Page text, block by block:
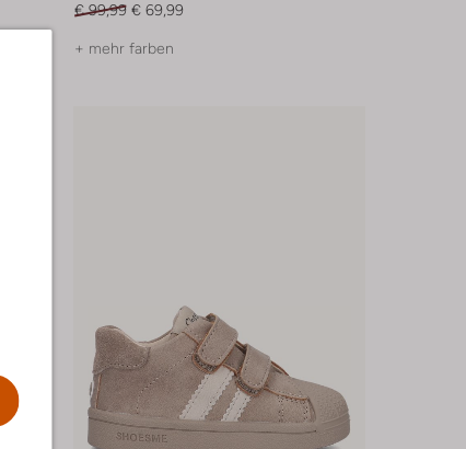
€ 99,99 € 69,99
+ mehr farben